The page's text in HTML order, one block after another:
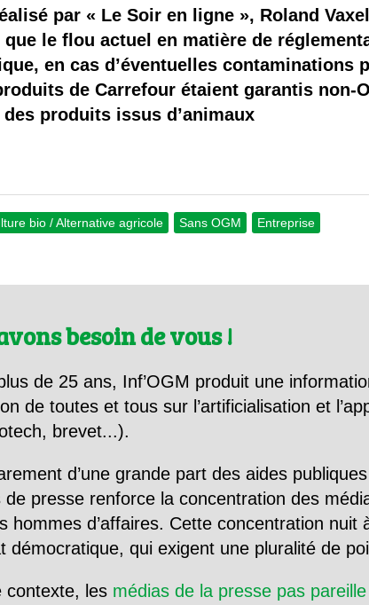
Il y a semence…. et semence
Quels sont les avantages et les inconvénients
par « Le Soir en ligne », Roland
le flou actuel en matière de
en cas d’éventuelles
de Carrefour étaient garantis non-
produits issus d’animaux
bio / Alternative agricole Sans OGM Entreprise
besoin de vous !
de 25 ans, Inf’OGM produit une
de toutes et tous sur l’artificialisation et
brevet...).
d’une grande part des aides
de presse renforce la concentration des
hommes d’affaires. Cette concentration nuit
démocratique, qui exigent une pluralité de
contexte, les médias de la presse pas pareille